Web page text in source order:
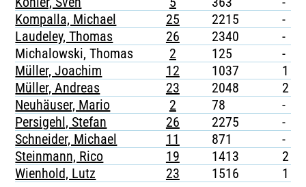
Kompalla, Michael
25 2215 -
Laudeley, Thomas
26 2340 -
Michalowski, Thomas
2 125 -
Müller, Joachim
12 1037 1
Müller, Andreas
23 2048 2
Neuhäuser, Mario
2 78 -
Persigehl, Stefan
26 2275 -
Schneider, Michael
11 871 -
Steinmann, Rico
19 1413 2
Wienhold, Lutz
23 1516 1